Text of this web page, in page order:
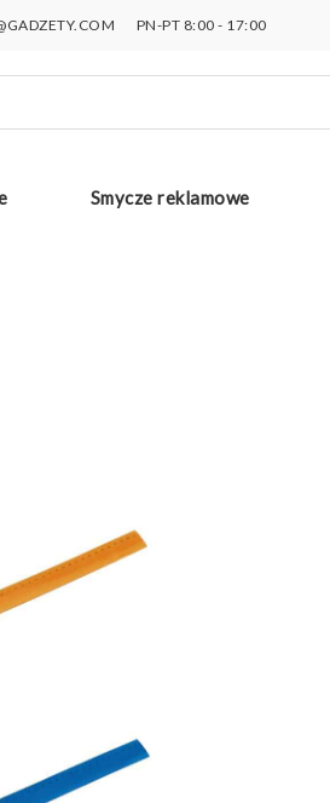
PN-PT 8:00 - 17:00
Smycze reklamowe